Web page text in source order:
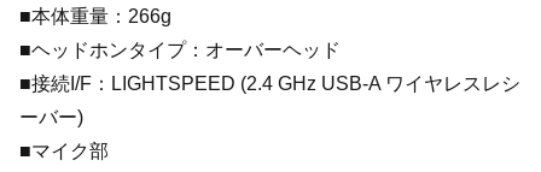
■本体重量：266g
■ヘッドホンタイプ：オーバーヘッド
■接続I/F：LIGHTSPEED (2.4 GHz USB-A ワイヤレスレシ
ーバー)
■マイク部